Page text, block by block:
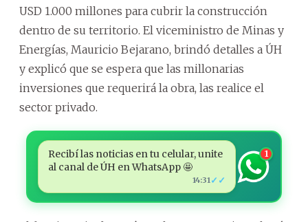
USD 1.000 millones para cubrir la construcción
dentro de su territorio. El viceministro de Minas y
Energías, Mauricio Bejarano, brindó detalles a ÚH
y explicó que se espera que las millonarias
inversiones que requerirá la obra, las realice el
sector privado.
Recibí las noticias en tu celular, unite
al canal de ÚH en WhatsApp 🤩
14:31✓✓
1